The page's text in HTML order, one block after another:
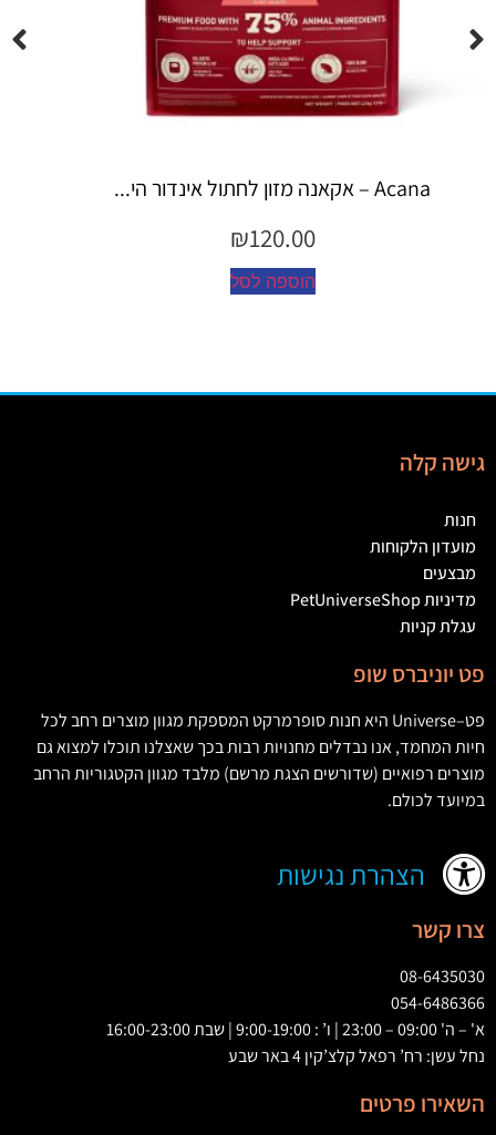
Espree – שמפו 355 מ"ל יערות ה...
45.00
הוספה לסל
גישה קלה
חנות
מועדון הלקוחות
מבצעים
מדיניות PetUniverseShop
עגלת קניות
פט יוניברס שופ
פט–
Universe היא חנות סופרמרקט המספקת מגוון מוצרים רחב לכל
חיות המחמד,אנו נבדלים מחנויות רבות בכך שאצלנו תוכלו למצוא גם
מוצרים רפואיים (שדורשים הצגת מרשם) מלבד מגוון הקטגוריות הרחב
במיועד לכולם.
הצהרת נגישות
צרו קשר
08-6435030
054-6486366
א' – ה' 09:00 – 23:00 | ו’ : 9:00-19:00 | שבת 16:00-23:00
נחל עשן: רח’ רפאל קלצ’קין 4 באר שבע
השאירו פרטים